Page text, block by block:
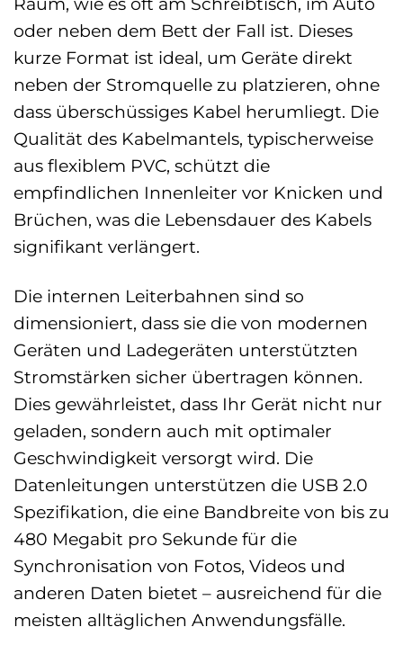
oder neben dem Bett der Fall ist. Dieses
kurze Format ist ideal, um Geräte direkt
neben der Stromquelle zu platzieren, ohne
dass überschüssiges Kabel herumliegt. Die
Qualität des Kabelmantels, typischerweise
aus flexiblem PVC, schützt die
empfindlichen Innenleiter vor Knicken und
Brüchen, was die Lebensdauer des Kabels
signifikant verlängert.
Die internen Leiterbahnen sind so
dimensioniert, dass sie die von modernen
Geräten und Ladegeräten unterstützten
Stromstärken sicher übertragen können.
Dies gewährleistet, dass Ihr Gerät nicht nur
geladen, sondern auch mit optimaler
Geschwindigkeit versorgt wird. Die
Datenleitungen unterstützen die USB 2.0
Spezifikation, die eine Bandbreite von bis zu
480 Megabit pro Sekunde für die
Synchronisation von Fotos, Videos und
anderen Daten bietet – ausreichend für die
meisten alltäglichen Anwendungsfälle.